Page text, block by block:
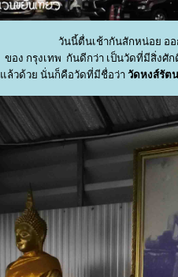
วันนี้ตื่นเช้ากันสักหน่อย อ
ของ กรุงเทพ กันดีกว่า เป็นวัดที่มีสิ่งศั
ล้วด้วย นั่นก็คือวัดที่มีชื่อว่า วัดหงส์รัต